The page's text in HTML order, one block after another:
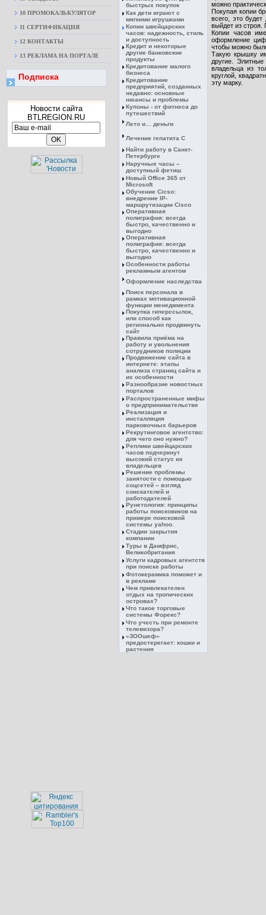
10 ПРОМОКАЛЬКУЛЯТОР
11 СЕРТИФИКАЦИЯ
12 КОНТАКТЫ
13 РЕКЛАМА НА ПОРТАЛЕ
Подписка
Новости сайта
BTLREGION.RU
быстрых покупок
Как дети играют с
мягкими игрушками
Копии швейцарских
часов: надежность, стиль
и доступность
Кредит и некоторые
другие банковские
продукты
Кредитование малого
бизнеса
Кредитование
предприятий, созданных
недавно: основные
нюансы и проблемы
Купоны - от фитнеса до
путешествий
Лето и… деньги
Лечение гепатита С
Найти работу в Санкт-
Петербурге
Наручные часы –
доступный фетиш
Новый Office 365 от
Microsoft
Обучение Cicso:
внедрение IP-
маршрутизации Cisco
Оперативная
полиграфия: всегда
быстро, качественно и
выгодно
Оперативная
полиграфия: всегда
быстро, качественно и
выгодно
Особенности работы
рекламным агентом
Оформление наследства
Поиск персонала в
рамках мотивационной
функции менеджмента
Покупка гиперссылок,
или способ как
регионально продвинуть
сайт
Правила приёма на
работу и увольнения
сотрудников полиции
Продвижение сайта в
интернете: этапы
анализа страниц сайта и
их особенности
Разнообразие новостных
порталов
Распространенные мифы
о предпринимательстве
Реализация и
инсталляция
парковочных барьеров
Рекрутинговое агентство:
для чего оно нужно?
Реплики швейцарских
часов подчеркнут
высокий статус их
владельцев
Решение проблемы
занятости с помощью
соцсетей – взгляд
соискателей и
работодателей
Рунетология: принципы
работы поисковиков на
примере поисковой
системы yahoo.
Стадии закрытия
компании
Туры в Дамфрис,
Великобритания
Услуги кадровых агентств
при поиске работы
Фотокерамика поможет и
в рекламе
Чем привлекателен
отдых на тропических
островах?
Что такое торговые
системы Форекс?
Что учесть при ремонте
телевизора?
«ЗООшеф»
предостерегает: кошки и
растения
можно
Покупая копии
всего, это
выйдет из строя.
Копии часов
оформление
чтобы можно
Такую крышку
другие.
владельца из
круглой,
эту марку.